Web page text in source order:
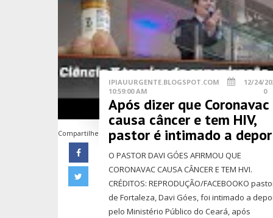
Compartilhe
IPIAUURGENTE.BLOGSPOT.COM
12/24/
10:59:00 AM
0
Após dizer que Coronavac
causa câncer e tem HIV,
pastor é intimado a depor
O PASTOR DAVI GÓES AFIRMOU QUE
CORONAVAC CAUSA CÂNCER E TEM HVI.
CRÉDITOS: REPRODUÇÃO/FACEBOOKO
de Fortaleza, Davi Góes, foi intimado a
pelo Ministério Público do Ceará, após